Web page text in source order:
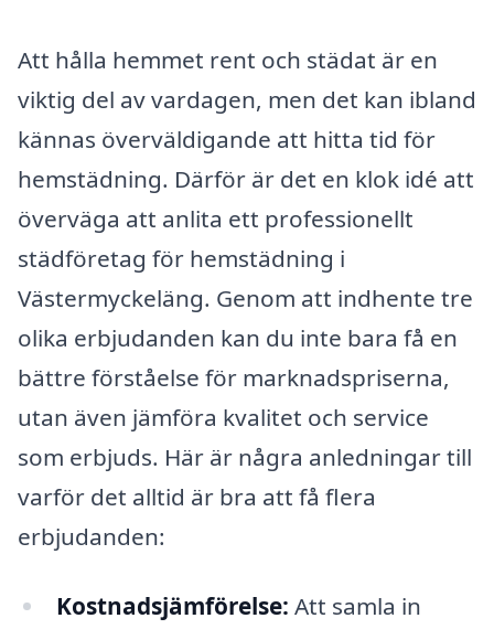
Att hålla hemmet rent och städat är en
viktig del av vardagen, men det kan ibland
kännas överväldigande att hitta tid för
hemstädning. Därför är det en klok idé att
överväga att anlita ett professionellt
städföretag för hemstädning i
Västermyckeläng. Genom att indhente tre
olika erbjudanden kan du inte bara få en
bättre förståelse för marknadspriserna,
utan även jämföra kvalitet och service
som erbjuds. Här är några anledningar till
varför det alltid är bra att få flera
erbjudanden:
Kostnadsjämförelse: Att samla in